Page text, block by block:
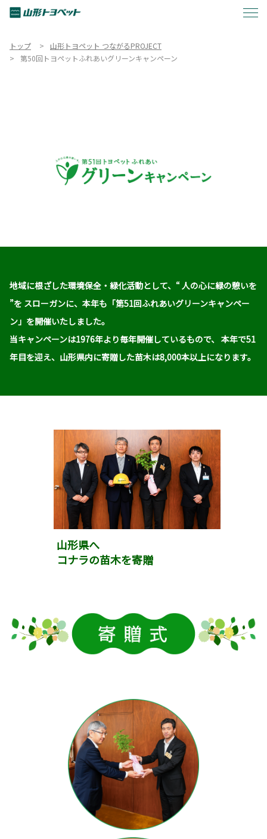
トップ
山形トヨペット つながるPROJECT
第50回トヨペットふれあいグリーンキャンペーン
地域に根ざした環境保全・緑化活動として、“ 人の心に緑の憩いを
”を スローガンに、本年も「第51回ふれあいグリーンキャンペー
ン」を開催いたしました。
当キャンペーンは1976年より毎年開催しているもので、 本年で51
年目を迎え、山形県内に寄贈した苗木は8,000本以上になります。
山形県へ
コナラの苗木を寄贈